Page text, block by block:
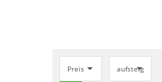
Preis aufsteigend
search